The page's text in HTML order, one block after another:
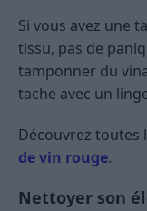
Si vous avez une
tissu, pas de
tamponner du
tache avec un
Découvrez toutes
de vin rouge.
Nettoyer son